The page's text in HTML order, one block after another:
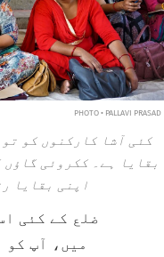
PHOTO • PALLAVI PRASAD
کئی آشا کارکنوں کو
بقایا ہے۔ ککروئی
اپنی بقایا
میں، آپ کو